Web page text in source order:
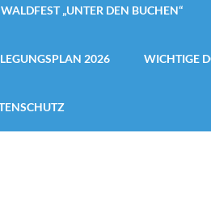
WALDFEST „UNTER DEN BUCHEN“
2026 WICHTIGE